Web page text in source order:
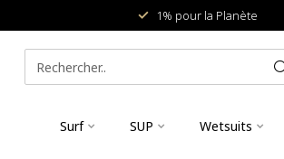
1% pour la Planète
Surf SUP Wetsuits